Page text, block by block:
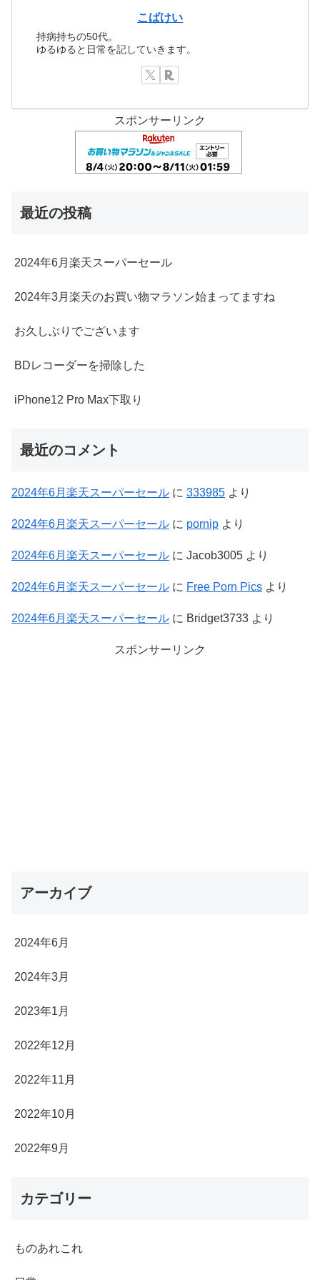
こばけい
持病持ちの50代。
ゆるゆると日常を記していきます。
スポンサーリンク
最近の投稿
2024年6月楽天スーパーセール
2024年3月楽天のお買い物マラソン始まってますね
お久しぶりでございます
BDレコーダーを掃除した
iPhone12 Pro Max下取り
最近のコメント
2024年6月楽天スーパーセール に 333985 より
2024年6月楽天スーパーセール に pornip より
2024年6月楽天スーパーセール に Jacob3005 より
2024年6月楽天スーパーセール に Free Porn Pics より
2024年6月楽天スーパーセール に Bridget3733 より
スポンサーリンク
アーカイブ
2024年6月
2024年3月
2023年1月
2022年12月
2022年11月
2022年10月
2022年9月
カテゴリー
ものあれこれ